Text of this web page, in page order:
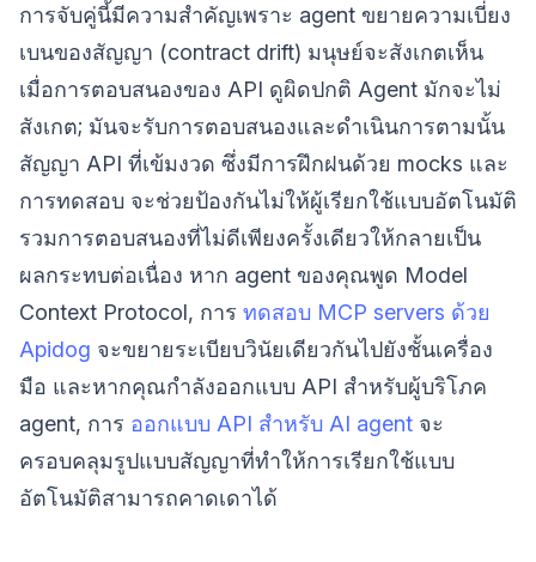
การจับคู่นี้มีความสำคัญเพราะ agent ขยายความเบี่ยง
เบนของสัญญา (contract drift) มนุษย์จะสังเกตเห็น
เมื่อการตอบสนองของ API ดูผิดปกติ Agent มักจะไม่
สังเกต; มันจะรับการตอบสนองและดำเนินการตามนั้น
สัญญา API ที่เข้มงวด ซึ่งมีการฝึกฝนด้วย mocks และ
การทดสอบ จะช่วยป้องกันไม่ให้ผู้เรียกใช้แบบอัตโนมัติ
รวมการตอบสนองที่ไม่ดีเพียงครั้งเดียวให้กลายเป็น
ผลกระทบต่อเนื่อง หาก agent ของคุณพูด Model
Context Protocol, การ ทดสอบ MCP servers ด้วย
Apidog จะขยายระเบียบวินัยเดียวกันไปยังชั้นเครื่อง
มือ และหากคุณกำลังออกแบบ API สำหรับผู้บริโภค
agent, การ ออกแบบ API สำหรับ AI agent จะ
ครอบคลุมรูปแบบสัญญาที่ทำให้การเรียกใช้แบบ
อัตโนมัติสามารถคาดเดาได้